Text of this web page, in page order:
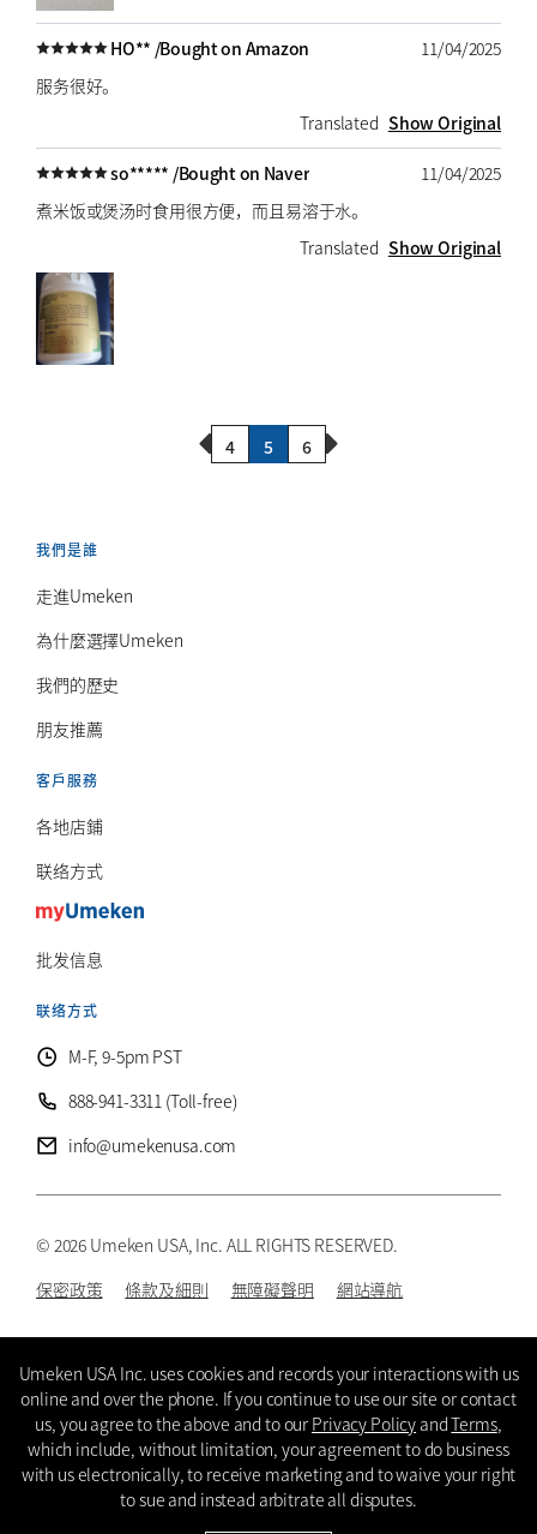
HO** /Bought on Amazon
11/04/2025
服务很好。
Translated Show Original
so***** /Bought on Naver
11/04/2025
煮米饭或煲汤时食用很方便，而且易溶于水。
Translated Show Original
Previous Page
4 5 6 Next Page
我們是誰
走進Umeken
為什麼選擇Umeken
我們的歷史
朋友推薦
客戶服務
各地店鋪
联络方式
批发信息
联络方式
M-F, 9-5pm PST
888-941-3311 (Toll-free)
info@umekenusa.com
© 2026 Umeken USA, Inc. ALL RIGHTS RESERVED.
保密政策
條款及細則 無障礙聲明 網站導航
Umeken USA Inc. uses cookies and records your interactions with us
online and over the phone. If you continue to use our site or contact
us, you agree to the above and to our Privacy Policy andTerms,
which include, without limitation, your agreement to do business
with us electronically, to receive marketing and to waive your right
to sue and instead arbitrate all disputes.